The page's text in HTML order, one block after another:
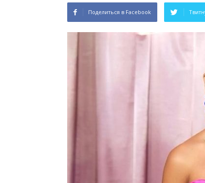
Поделиться в Facebook